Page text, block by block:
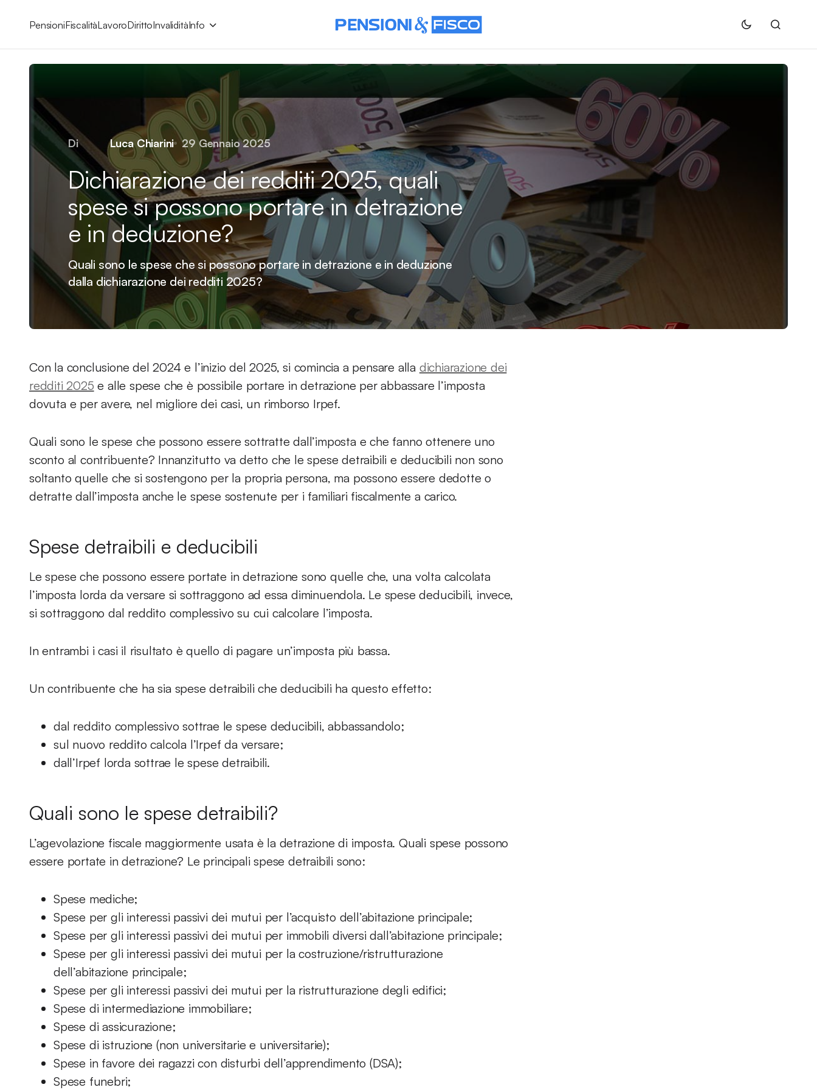
PensioniFiscalitàLavoroDirittoInvaliditàInfo
Di Luca Chiarini 29 Gennaio 2025
Dichiarazione dei redditi 2025, quali
spese si possono portare in detrazione
e in deduzione?
Quali sono le spese che si possono portare in detrazione e in deduzione
dalla dichiarazione dei redditi 2025?
Con la conclusione del 2024 e l’inizio del 2025, si comincia a pensare alla dichiarazione dei
redditi 2025 e alle spese che è possibile portare in detrazione per abbassare l’imposta
dovuta e per avere, nel migliore dei casi, un rimborso Irpef.
Quali sono le spese che possono essere sottratte dall’imposta e che fanno ottenere uno
sconto al contribuente? Innanzitutto va detto che le spese detraibili e deducibili non sono
soltanto quelle che si sostengono per la propria persona, ma possono essere dedotte o
detratte dall’imposta anche le spese sostenute per i familiari fiscalmente a carico.
Spese detraibili e deducibili
Le spese che possono essere portate in detrazione sono quelle che, una volta calcolata
l’imposta lorda da versare si sottraggono ad essa diminuendola. Le spese deducibili, invece,
si sottraggono dal reddito complessivo su cui calcolare l’imposta.
In entrambi i casi il risultato è quello di pagare un’imposta più bassa.
Un contribuente che ha sia spese detraibili che deducibili ha questo effetto:
dal reddito complessivo sottrae le spese deducibili, abbassandolo;
sul nuovo reddito calcola l’Irpef da versare;
dall’Irpef lorda sottrae le spese detraibili.
Quali sono le spese detraibili?
L’agevolazione fiscale maggiormente usata è la detrazione di imposta. Quali spese possono
essere portate in detrazione? Le principali spese detraibili sono:
Spese mediche;
Spese per gli interessi passivi dei mutui per l’acquisto dell’abitazione principale;
Spese per gli interessi passivi dei mutui per immobili diversi dall’abitazione principale;
Spese per gli interessi passivi dei mutui per la costruzione/ristrutturazione
dell’abitazione principale;
Spese per gli interessi passivi dei mutui per la ristrutturazione degli edifici;
Spese di intermediazione immobiliare;
Spese di assicurazione;
Spese di istruzione (non universitarie e universitarie);
Spese in favore dei ragazzi con disturbi dell’apprendimento (DSA);
Spese funebri;